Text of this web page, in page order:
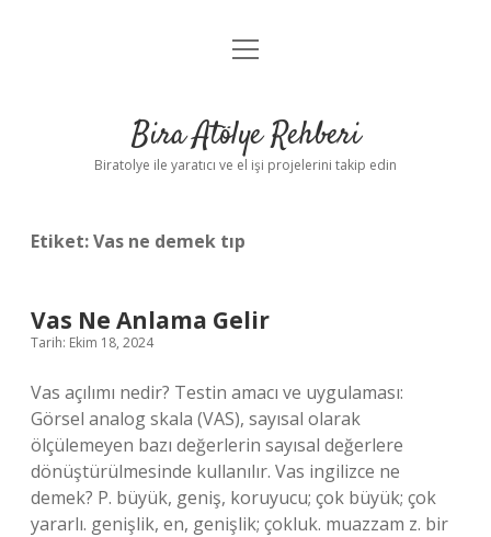
Anasayfa
Yasal Uyarı
menüyü
Bira Atölye Rehberi
Biratolye ile yaratıcı ve el işi projelerini takip edin
Etiket:Vas ne demek tıp
Vas Ne Anlama Gelir
Tarih: Ekim 18, 2024
Vas açılımı nedir? Testin amacı ve uygulaması:
Görsel analog skala (VAS), sayısal olarak
ölçülemeyen bazı değerlerin sayısal değerlere
dönüştürülmesinde kullanılır. Vas ingilizce ne
demek? P. büyük, geniş, koruyucu; çok büyük; çok
yararlı. genişlik, en, genişlik; çokluk. muazzam z. bir